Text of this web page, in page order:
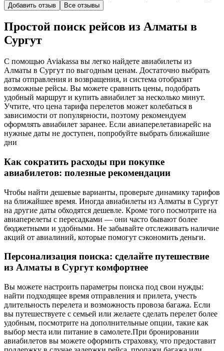
Добавить отзыв Все отзывы
Простой поиск рейсов из Алматы в
Сургут
С помощью Aviakassa вы легко найдете авиабилеты из
Алматы в Сургут по выгодным ценам. Достаточно выбрать
даты отправления и возвращения, и система отобразит
возможные рейсы. Вы можете сравнить цены, подобрать
удобный маршрут и купить авиабилет за несколько минут.
Учтите, что цена тарифа перелетов может колебаться в
зависимости от популярности, поэтому рекомендуем
оформлять авиабилет заранее. Если авиаперелетавиарейс на
нужные даты не доступен, попробуйте выбрать ближайшие
дни
Как сократить расходы при покупке
авиабилетов: полезные рекомендации
Чтобы найти дешевые варианты, проверьте динамику тарифов
на ближайшее время. Иногда авиабилеты из Алматы в Сургут
на другие даты обходятся дешевле. Кроме того посмотрите на
авиаперелеты с пересадками — они часто бывают более
бюджетными и удобными. Не забывайте отслеживать наличие
акций от авиалиний, которые помогут сэкономить деньги.
Персонализация поиска: сделайте путешествие
из Алматы в Сургут комфортнее
Вы можете настроить параметры поиска под свои нужды:
найти подходящее время отправления и прилета, учесть
длительность перелета и возможность провоза багажа. Если
вы путешествуете с семьей или желаете сделать перелет более
удобным, посмотрите на дополнительные опции, такие как
выбор места или питание в самолете.При бронировании
авиабилетов вы можете оформить страховку, что предоставит